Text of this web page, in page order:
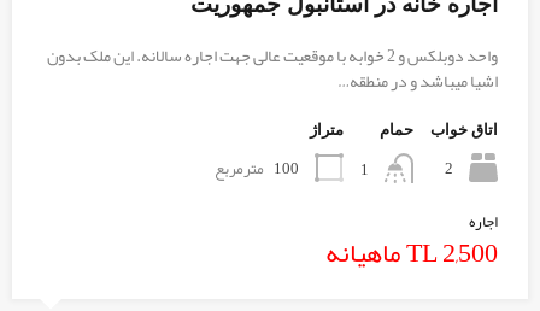
واحد دوبلکس و 2 خوابه با موقعیت عالی جهت اجاره سالانه. این ملک بدون
اشیا میباشد و در منطقه…
اتاق خواب
2
حمام
1
متراژ
100 مترمربع
اجاره
TL 2,500 ماهیانه